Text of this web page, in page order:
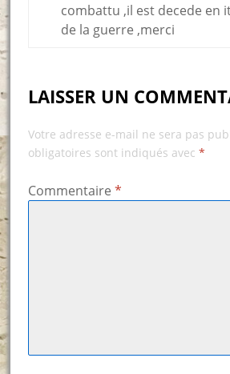
combattu ,il est decede en
de la guerre ,merci
LAISSER UN
Votre adresse e-mail ne sera pas
obligatoires sont indiqués avec *
Commentaire *